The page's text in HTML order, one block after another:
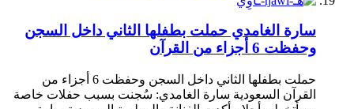
سارة الغامدي حملت بطفلها الثاني داخل السجن
وحفظت 6 أجزاء من القرآن
حملت بطفلها الثاني داخل السجن وحفظت 6 أجزاء من
القرآن السعودية سارة الغامدي: سُجنت بسبب حفلات خاصة